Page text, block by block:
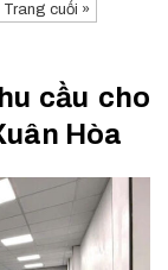
Trang cuối »
cầu cho
Hòa